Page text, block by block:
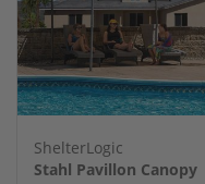
ShelterLogic
Stahl Pavillon Canopy